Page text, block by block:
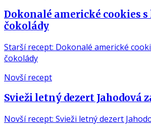
Dokonalé americké cookies
čokolády
Starší recept: Dokonalé americké
čokolády
Novší recept
Svieži letný dezert Jahodová
Novší recept: Svieži letný dezert